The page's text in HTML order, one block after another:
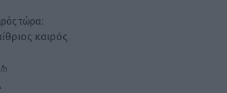
τώρα:
καιρός
h